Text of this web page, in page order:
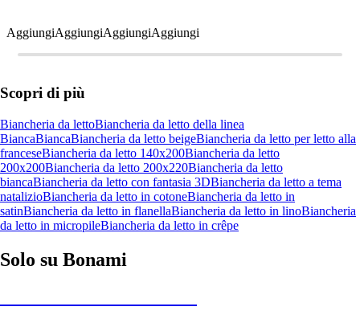
AggiungiAggiungiAggiungiAggiungi
Scopri di più
Biancheria da lettoBiancheria da letto della linea
BiancaBiancaBiancheria da letto beigeBiancheria da letto per letto alla
franceseBiancheria da letto 140x200Biancheria da letto
200x200Biancheria da letto 200x220Biancheria da letto
biancaBiancheria da letto con fantasia 3DBiancheria da letto a tema
natalizioBiancheria da letto in cotoneBiancheria da letto in
satinBiancheria da letto in flanellaBiancheria da letto in linoBiancheria
da letto in micropileBiancheria da letto in crêpe
Solo su Bonami